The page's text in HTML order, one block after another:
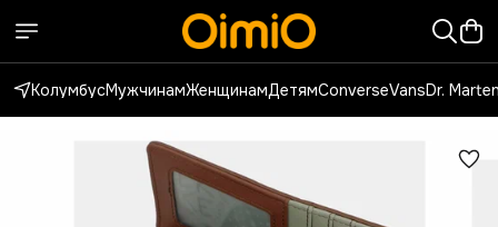
КолумбусМужчинамЖенщинамДетямConverseVansDr.